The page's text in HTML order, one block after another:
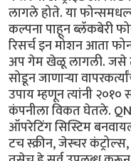
लागले होते. या
कल्पना पाहून ब्लॅकबेरी
रिसर्च इन मोशन आता
अप गेम खेळू लागली. जसे
सोडून जाणार्‍या
उपाय म्हणून त्यांनी २०१०
कंपनीला विकत घेतले.
ऑपरेटिंग सिस्टिम
टच स्क्रीन, जेस्चर